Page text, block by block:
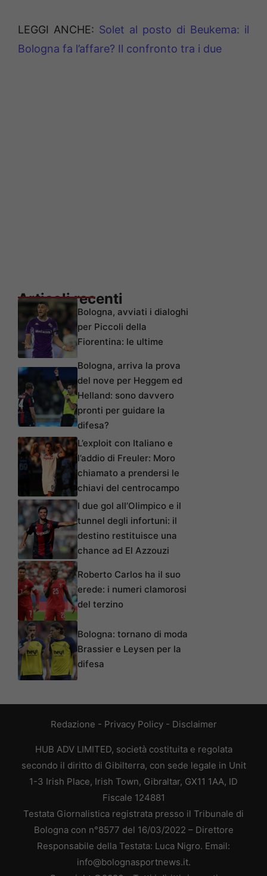
LEGGI ANCHE: Solet al posto di Beukema: il
Bologna fa l’affare? Il confronto tra i due
Articoli recenti
Bologna, avviati i dialoghi
per Piccoli della
Fiorentina: le ultime
Bologna, arriva la prova
del nove per Heggem ed
Helland: sono davvero
pronti per guidare la
difesa?
L’exploit con Italiano e
l’addio di Freuler: Moro
chiamato a prendersi le
chiavi del centrocampo
I due gol all’Olimpico e il
tunnel degli infortuni: il
destino restituisce una
chance ad El Azzouzi
Roberto Carlos ha il suo
erede: i numeri clamorosi
del terzino
Bologna: tornano di moda
Brassier e Leysen per la
difesa
Redazione - Privacy Policy- Disclaimer
HUB ADV LIMITED, società costituita e regolata
secondo il diritto di Gibilterra, con sede legale in Unit
1-3 Irish Place, Irish Town, Gibraltar, GX11 1AA, ID
Fiscale 124881
Testata Giornalistica registrata presso il Tribunale di
Bologna con n°8577 del 16/03/2022 – Direttore
Responsabile della Testata: Luca Nigro. Email:
info@bolognasportnews.it.